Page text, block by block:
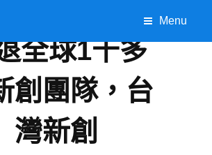
Menu
全球1千多
創團隊，台
灣新創